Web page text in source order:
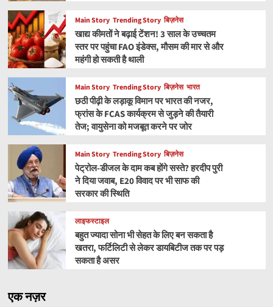
Main Story Trending Story बिज़नेस
खाद्य कीमतों ने बढ़ाई टेंशन! 3 साल के उच्चतम
स्तर पर पहुंचा FAO इंडेक्स, मौसम की मार से और
महंगी हो सकती है थाली
Main Story Trending Story बिज़नेस भारत
छठी पीढ़ी के लड़ाकू विमान पर भारत की नजर,
फ्रांस के FCAS कार्यक्रम से जुड़ने की तैयारी
तेज; वायुसेना को मजबूत करने पर जोर
Main Story Trending Story बिज़नेस
पेट्रोल-डीजल के दाम कब होंगे सस्ते? हरदीप पुरी
ने दिया जवाब, E20 विवाद पर भी साफ की
सरकार की स्थिति
लाइफस्टाइल
बहुत ज्यादा सोना भी सेहत के लिए बन सकता है
खतरा, फर्टिलिटी से लेकर डायबिटीज तक पर पड़
सकता है असर
एक नज़र